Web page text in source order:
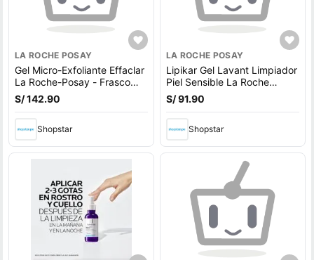
LA ROCHE POSAY
Gel Micro-Exfoliante Effaclar
La Roche-Posay - Frasco
400 ML
S/ 142.90
Shopstar
LA ROCHE POSAY
Lipikar Gel Lavant Limpiador
Piel Sensible La Roche
Posay - Frasco 400 ML
S/ 91.90
Shopstar